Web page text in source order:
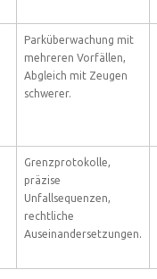
Parküberwachung mit
mehreren Vorfällen,
Abgleich mit Zeugen
schwerer.
Grenzprotokolle,
präzise
Unfallsequenzen,
rechtliche
Auseinandersetzungen.